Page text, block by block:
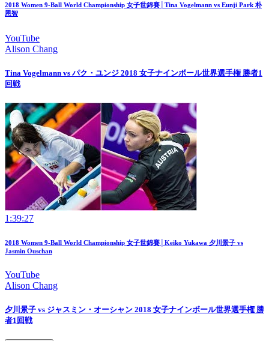
2018 Women 9-Ball World Championship 女子世錦賽│Tina Vogelmann vs Eunji Park 朴
恩智
YouTube
Alison Chang
Tina Vogelmann vs パク・ユンジ 2018 女子ナインボール世界選手権 勝者1
回戦
1:39:27
2018 Women 9-Ball World Championship 女子世錦賽│Keiko Yukawa 夕川景子 vs
Jasmin Ouschan
YouTube
Alison Chang
夕川景子 vs ジャスミン・オーシャン 2018 女子ナインボール世界選手権 勝
者1回戦